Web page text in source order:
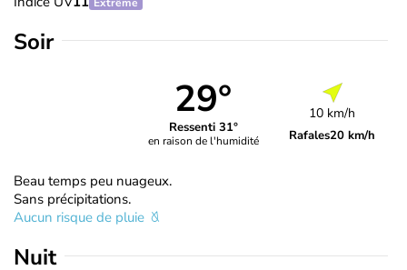
Soir
29°
Ressenti 31°
en raison de l'humidité
10 km/h
Rafales20 km/h
Beau temps peu nuageux.
Sans précipitations.
Aucun risque de pluie
Nuit